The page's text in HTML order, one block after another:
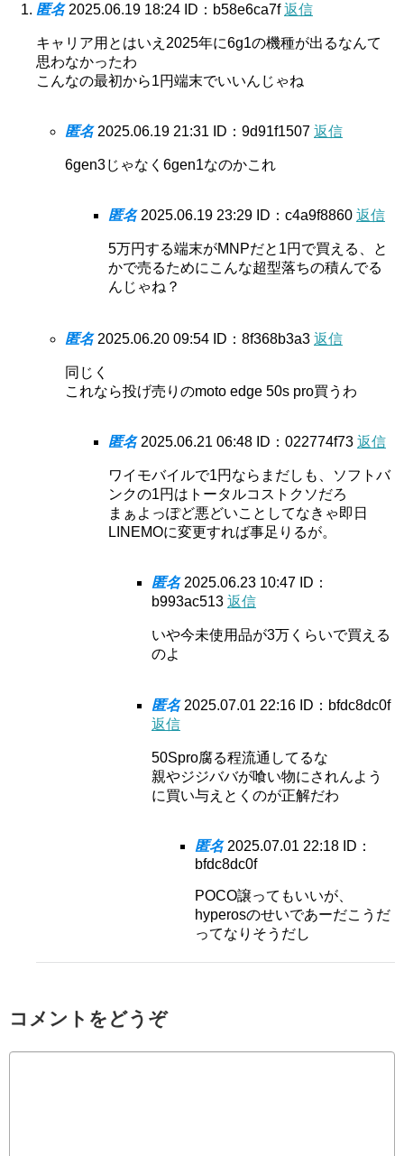
匿名 2025.06.19 18:24 ID：b58e6ca7f返信
キャリア用とはいえ2025年に6g1の機種が出るなんて
思わなかったわ
こんなの最初から1円端末でいいんじゃね
匿名 2025.06.19 21:31 ID：9d91f1507 返信
6gen3じゃなく6gen1なのかこれ
匿名 2025.06.19 23:29 ID：c4a9f8860 返信
5万円する端末がMNPだと1円で買える、と
かで売るためにこんな超型落ちの積んでる
んじゃね？
匿名 2025.06.20 09:54 ID：8f368b3a3 返信
同じく
これなら投げ売りのmoto edge 50s pro買うわ
匿名 2025.06.21 06:48 ID：022774f73 返信
ワイモバイルで1円ならまだしも、ソフトバ
ンクの1円はトータルコストクソだろ
まぁよっぽど悪どいことしてなきゃ即日
LINEMOに変更すれば事足りるが。
匿名 2025.06.23 10:47 ID：
b993ac513 返信
いや今未使用品が3万くらいで買える
のよ
匿名 2025.07.01 22:16 ID：bfdc8dc0f
返信
50Spro腐る程流通してるな
親やジジババが喰い物にされんよう
に買い与えとくのが正解だわ
匿名 2025.07.01 22:18 ID：
bfdc8dc0f
POCO譲ってもいいが、
hyperosのせいであーだこうだ
ってなりそうだし
コメントをどうぞ